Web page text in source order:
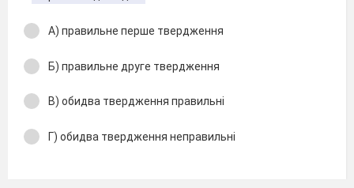
А) правильне перше твердження
Б) правильне друге твердження
В) обидва твердження правильні
Г) обидва твердження неправильні